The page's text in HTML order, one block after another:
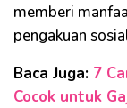
memberi
pengakuan
Baca Juga: 7
Cocok untuk